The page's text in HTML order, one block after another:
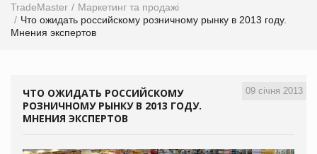
TradeMaster
Маркетинг та продажі
Что ожидать российскому розничному рынку в 2013 году.
Мнения экспертов
09 січня 2013
ЧТО ОЖИДАТЬ РОССИЙСКОМУ
РОЗНИЧНОМУ РЫНКУ В 2013 ГОДУ.
МНЕНИЯ ЭКСПЕРТОВ